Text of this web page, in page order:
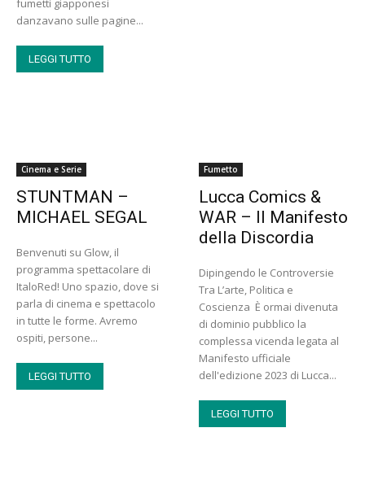
fumetti giapponesi
danzavano sulle pagine...
LEGGI TUTTO
Cinema e Serie
STUNTMAN –
MICHAEL SEGAL
Benvenuti su Glow, il
programma spettacolare di
ItaloRed! Uno spazio, dove si
parla di cinema e spettacolo
in tutte le forme. Avremo
ospiti, persone...
LEGGI TUTTO
Fumetto
Lucca Comics &
WAR – Il Manifesto
della Discordia
Dipingendo le Controversie
Tra L’arte, Politica e
Coscienza È ormai divenuta
di dominio pubblico la
complessa vicenda legata al
Manifesto ufficiale
dell'edizione 2023 di Lucca...
LEGGI TUTTO